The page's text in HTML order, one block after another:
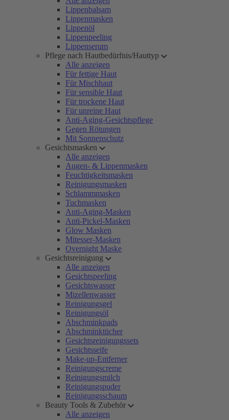
Lippenbalsam
Lippenmasken
Lippenöl
Lippenpeeling
Lippenserum
Pflege nach Hautbedürfnis/Hauttyp
Alle anzeigen
Für fettige Haut
Für Mischhaut
Für sensible Haut
Für trockene Haut
Für unreine Haut
Anti-Aging-Gesichtspflege
Gegen Rötungen
Mit Sonnenschutz
Gesichtsmasken
Alle anzeigen
Augen- & Lippenmasken
Feuchtigkeitsmasken
Reinigungsmasken
Schlammmasken
Tuchmasken
Anti-Aging-Masken
Anti-Pickel-Masken
Glow Masken
Mitesser-Masken
Overnight Maske
Gesichtsreinigung
Alle anzeigen
Gesichtspeeling
Gesichtswasser
Mizellenwasser
Reinigungsgel
Reinigungsöl
Abschminkpads
Abschminktücher
Gesichtsreinigungssets
Gesichtsseife
Make-up-Entferner
Reinigungscreme
Reinigungsmilch
Reinigungspuder
Reinigungsschaum
Beauty Tools & Zubehör
Alle anzeigen